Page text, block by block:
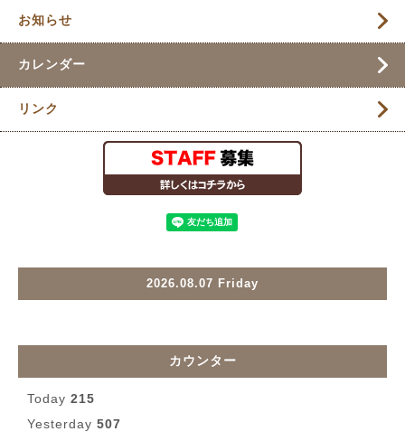
お知らせ
カレンダー
リンク
2026.08.07 Friday
カウンター
Today 215
Yesterday 507